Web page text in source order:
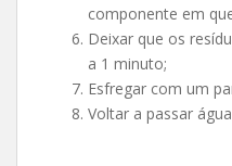
componente em
Deixar que os
a 1 minuto;
Esfregar com um
Voltar a passar